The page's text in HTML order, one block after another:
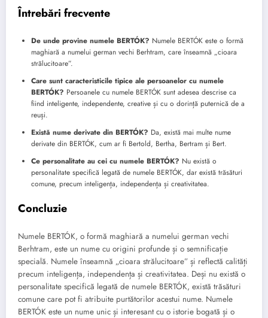
Întrebări frecvente
De unde provine numele BERTÓK? Numele BERTÓK este o formă
maghiară a numelui german vechi Berhtram, care înseamnă „cioara
strălucitoare”.
Care sunt caracteristicile tipice ale persoanelor cu numele
BERTÓK? Persoanele cu numele BERTÓK sunt adesea descrise ca
fiind inteligente, independente, creative și cu o dorință puternică de a
reuși.
Există nume derivate din BERTÓK? Da, există mai multe nume
derivate din BERTÓK, cum ar fi Bertold, Bertha, Bertram și Bert.
Ce personalitate au cei cu numele BERTÓK? Nu există o
personalitate specifică legată de numele BERTÓK, dar există trăsături
comune, precum inteligența, independența și creativitatea.
Concluzie
Numele BERTÓK, o formă maghiară a numelui german vechi
Berhtram, este un nume cu origini profunde și o semnificație
specială. Numele înseamnă „cioara strălucitoare” și reflectă calități
precum inteligența, independența și creativitatea. Deși nu există o
personalitate specifică legată de numele BERTÓK, există trăsături
comune care pot fi atribuite purtătorilor acestui nume. Numele
BERTÓK este un nume unic și interesant cu o istorie bogată și o